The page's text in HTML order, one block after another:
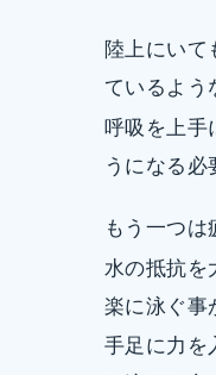
陸上にいて
ているよう
呼吸を上手
うになる必
もう一つは
水の抵抗を
楽に泳ぐ事
手足に力を